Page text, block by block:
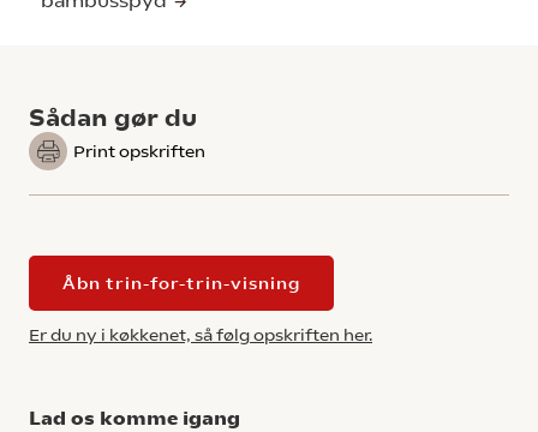
Sådan gør du
Print opskriften
Åbn trin-for-trin-visning
Er du ny i køkkenet, så følg opskriften her.
Lad os komme igang